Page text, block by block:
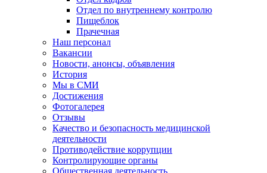
Отдел по внутреннему контролю
Пищеблок
Прачечная
Наш персонал
Вакансии
Новости, анонсы, объявления
История
Мы в СМИ
Достижения
Фотогалерея
Отзывы
Качество и безопасность медицинской
деятельности
Противодействие коррупции
Контролирующие органы
Общественная деятельность